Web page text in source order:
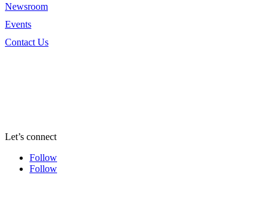
Newsroom
Events
Contact Us
Let’s connect
Follow
Follow